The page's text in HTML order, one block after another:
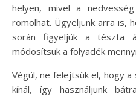
helyen, mivel a
romolhat. Ügyeljünk arra is,
során figyeljük a tészta
módosítsuk a folyadék
Végül, ne felejtsük el, hogy
kínál, így használjunk